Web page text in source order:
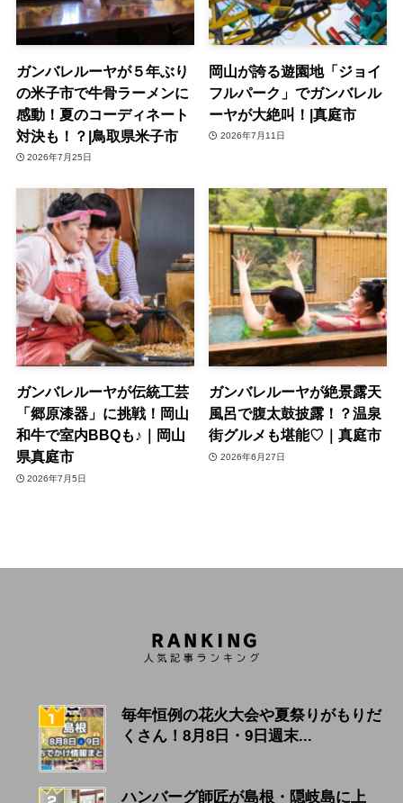
ガンバレルーヤが５年ぶり
の米子市で牛骨ラーメンに
感動！夏のコーディネート
対決も！？|鳥取県米子市
2026年7月25日
岡山が誇る遊園地「ジョイ
フルパーク」でガンバレル
ーヤが大絶叫！|真庭市
2026年7月11日
ガンバレルーヤが伝統工芸
「郷原漆器」に挑戦！岡山
和牛で室内BBQも♪｜岡山
県真庭市
2026年7月5日
ガンバレルーヤが絶景露天
風呂で腹太鼓披露！？温泉
街グルメも堪能♡｜真庭市
2026年6月27日
毎年恒例の花火大会や夏祭りがもりだ
くさん！8月8日・9日週末...
ハンバーグ師匠が島根・隠岐島に上